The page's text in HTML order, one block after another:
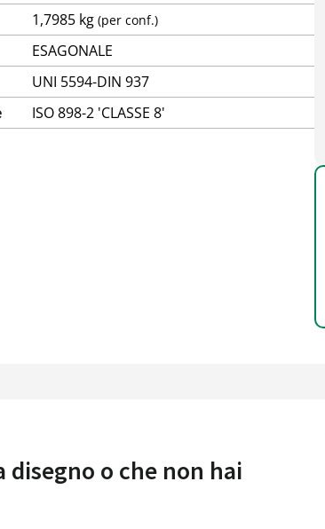
1,7985 kg (per conf.)
ESAGONALE
UNI 5594-DIN 937
ISO 898-2 'CLASSE 8'
o che non hai